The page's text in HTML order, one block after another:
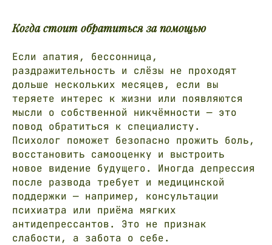
Когда стоит обратиться за помощью
Если апатия, бессонница,
раздражительность и слёзы не проходят
дольше нескольких месяцев, если вы
теряете интерес к жизни или появляются
мысли о собственной никчёмности — это
повод обратиться к специалисту.
Психолог поможет безопасно прожить боль,
восстановить самооценку и выстроить
новое видение будущего. Иногда депрессия
после развода требует и медицинской
поддержки — например, консультации
психиатра или приёма мягких
антидепрессантов. Это не признак
слабости, а забота о себе.